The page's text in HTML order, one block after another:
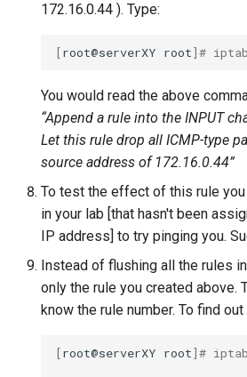
172.16.0.44 ). Type:
[root@serverXY root]#
You would read the above
“Append a rule into the INPUT
Let this rule drop all ICMP-type
source address of 172.16.0.44”
To test the effect of this rule
in your lab [that hasn't been
IP address] to try pinging you.
Instead of flushing all the rules
only the rule you created above.
know the rule number. To find
[root@serverXY root]#